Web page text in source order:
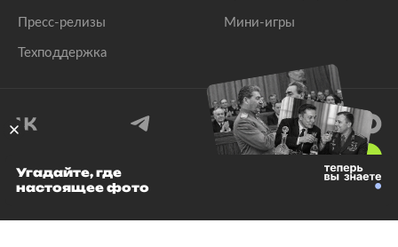
Пресс-релизы
Техподдержка
Мини-игры
© 1999–2026 Все права защищены.
Угадайте, где
настоящее фото